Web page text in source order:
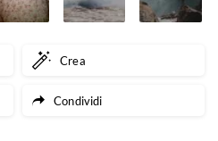
Crea
Condividi